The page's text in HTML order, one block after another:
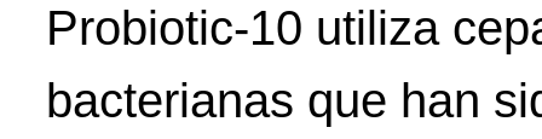
Probiotic-10 utiliza
bacterianas que han